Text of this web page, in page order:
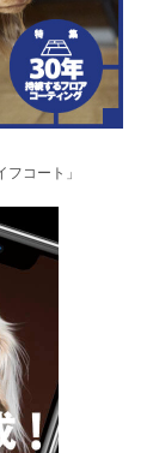
コート」